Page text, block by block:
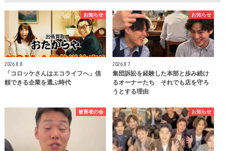
お知らせ
2026.8.8
「コロッケさんはエコライフへ」信
頼できる企業を選ぶ時代
お知らせ
2026.8.7
集団訴訟を経験した本部と歩み続け
るオーナーたち それでも店を守ろ
うとする理由
被害者の会 お知らせ